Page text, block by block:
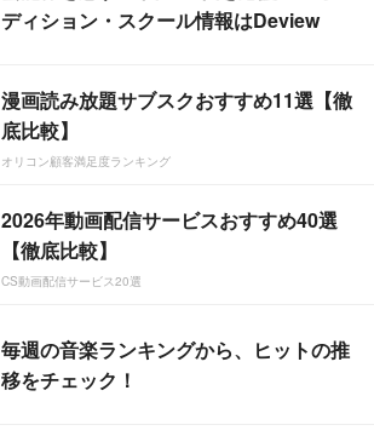
ディション・スクール情報はDeview
漫画読み放題サブスクおすすめ11選【徹
底比較】
オリコン顧客満足度ランキング
2026年動画配信サービスおすすめ40選
【徹底比較】
CS動画配信サービス20選
毎週の音楽ランキングから、ヒットの推
移をチェック！